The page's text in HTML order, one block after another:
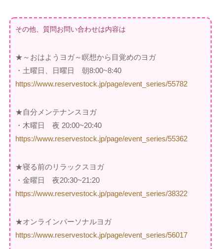
その他、質問お問い合わせは内容は
★～おはようヨガ～瞑想から目覚めのヨガ
・土曜日、日曜日 朝8:00~8:40
https://www.reservestock.jp/page/event_series/55782
★自分メンテナンスヨガ
・木曜日 夜 20:00~20:40
https://www.reservestock.jp/page/event_series/55362
★寝る前のリラックスヨガ
・金曜日 夜20:30~21:20
https://www.reservestock.jp/page/event_series/38322
★オンラインパーソナルヨガ
https://www.reservestock.jp/page/event_series/56017